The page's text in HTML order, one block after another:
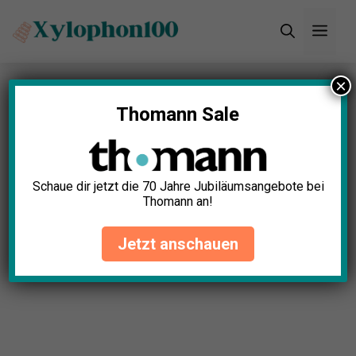
Inhalt
Startseite»Blog
Thomann Sale
Schaue dir jetzt die 70 Jahre Jubiläumsangebote bei
Thomann an!
Jetzt anschauen
×